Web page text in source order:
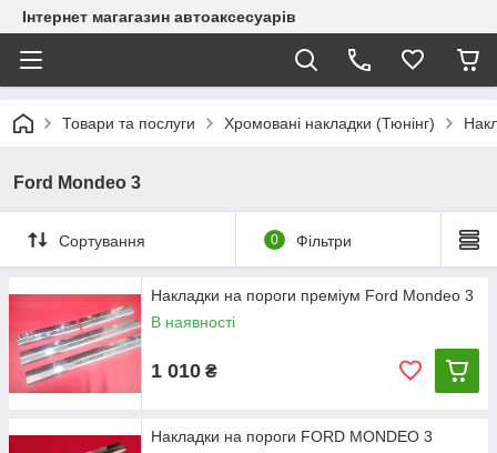
Інтернет магагазин автоаксесуарів
Товари та послуги Хромовані накладки (Тюнінг)
Ford Mondeo 3
Сортування 0 Фільтри
Накладки на пороги преміум Ford Mondeo 3
В наявності
1 010 ₴
Накладки на пороги FORD MONDEO 3